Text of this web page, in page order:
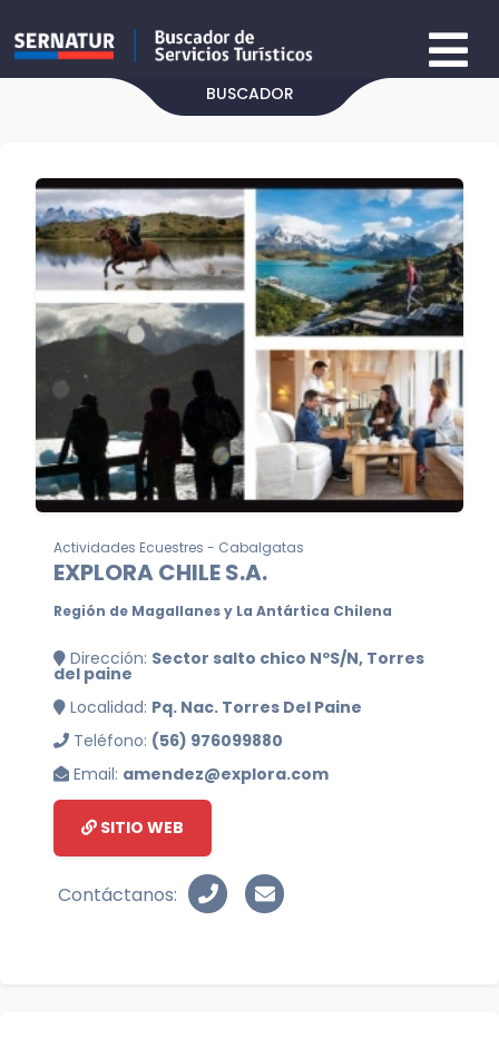
BUSCADOR
Actividades Ecuestres - Cabalgatas
EXPLORA CHILE S.A.
Región de Magallanes y La Antártica Chilena
Dirección: Sector salto chico NºS/N, Torres
del paine
Localidad: Pq. Nac. Torres Del Paine
Teléfono: (56) 976099880
Email: amendez@explora.com
SITIO WEB
Contáctanos: